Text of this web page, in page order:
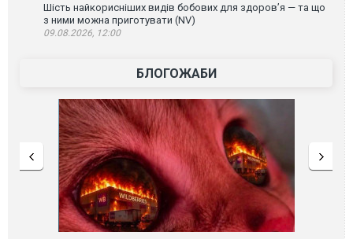
Шість найкорисніших видів бобових для здоров’я — та що
з ними можна приготувати (NV)
09.08.2026, 12:00
БЛОГОЖАБИ